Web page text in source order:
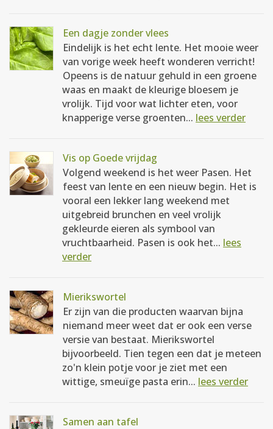
Een dagje zonder vlees
Eindelijk is het echt lente. Het mooie weer
van vorige week heeft wonderen verricht!
Opeens is de natuur gehuld in een groene
waas en maakt de kleurige bloesem je
vrolijk. Tijd voor wat lichter eten, voor
knapperige verse groenten... lees verder
Vis op Goede vrijdag
Volgend weekend is het weer Pasen. Het
feest van lente en een nieuw begin. Het is
vooral een lekker lang weekend met
uitgebreid brunchen en veel vrolijk
gekleurde eieren als symbool van
vruchtbaarheid. Pasen is ook het... lees
verder
Mierikswortel
Er zijn van die producten waarvan bijna
niemand meer weet dat er ook een verse
versie van bestaat. Mierikswortel
bijvoorbeeld. Tien tegen een dat je meteen
zo'n klein potje voor je ziet met een
wittige, smeuïge pasta erin... lees verder
Samen aan tafel